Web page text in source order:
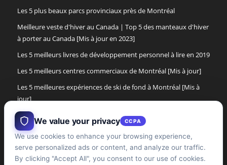
Les 5 plus beaux parcs provinciaux près de Montréal
Meilleure veste d'hiver au Canada | Top 5 des manteaux d'hiver
à porter au Canada [Mis à jour en 2023]
Les 5 meilleurs livres de développement personnel à lire en 2019
Les 5 meilleurs centres commerciaux de Montréal [Mis à jour]
Les 5 meilleures expériences de ski de fond à Montréal [Mis à
jour]
Les 5 meilleures bottes d'hiver pour femmes de 2017
Les 5 meilleures bottes d'hiver pour hommes au Canada [Mise à
Les 5 meilleures expériences de cabane à sucre dans la région
We value your privacy CCPA
We use cookies to enhance your browsing experience,
serve personalized ads or content, and analyze our traffic.
By clicking "Accept All", you consent to our use of cookies.